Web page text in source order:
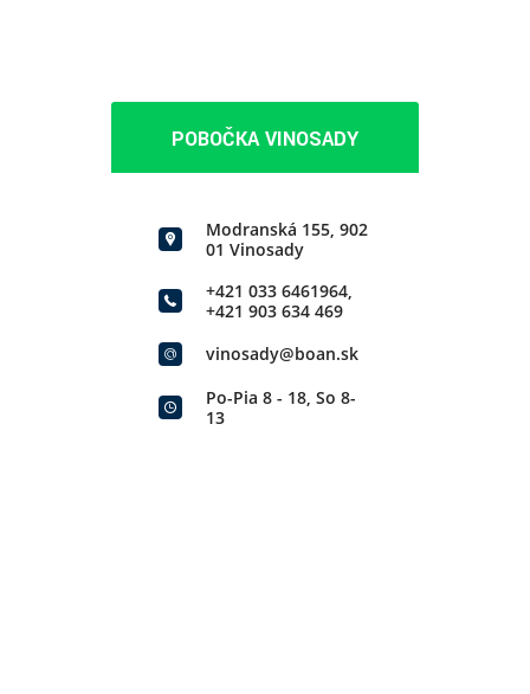
POBOČKA VINOSADY
Modranská 155, 902
01 Vinosady
+421 033 6461964,
+421 903 634 469
vinosady@boan.sk
Po-Pia 8 - 18, So 8-
13